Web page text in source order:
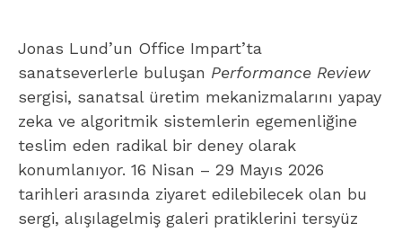
Jonas Lund’un Office Impart’ta
sanatseverlerle buluşan Performance Review
sergisi, sanatsal üretim mekanizmalarını yapay
zeka ve algoritmik sistemlerin egemenliğine
teslim eden radikal bir deney olarak
konumlanıyor. 16 Nisan – 29 Mayıs 2026
tarihleri arasında ziyaret edilebilecek olan bu
sergi, alışılagelmiş galeri pratiklerini tersyüz